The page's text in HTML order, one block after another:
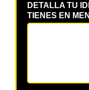
DETALLA TU
TIENES EN